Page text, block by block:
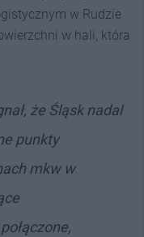
w Rudzie
w hali, która
że Śląsk nadal
punkty
mkw w